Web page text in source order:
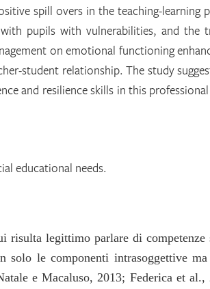
spill overs in the teaching-learning
pupils with vulnerabilities, and the
on emotional functioning
student relationship. The study
and resilience skills in this
educational needs.
risulta legittimo parlare di competenze
solo le componenti intrasoggettive ma
e Macaluso, 2013; Federica et al.,